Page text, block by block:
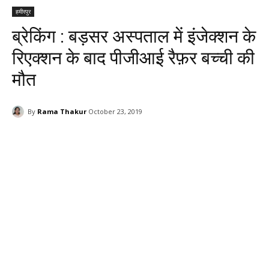
हमीरपुर
ब्रेकिंग : बड़सर अस्पताल में इंजेक्शन के
रिएक्शन के बाद पीजीआई रैफ़र बच्ची की
मौत
By Rama Thakur October 23, 2019